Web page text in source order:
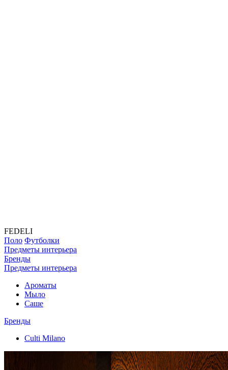
FEDELI
Поло Футболки
Предметы интерьера
Бренды
Предметы интерьера
Ароматы
Мыло
Саше
Бренды
Culti Milano